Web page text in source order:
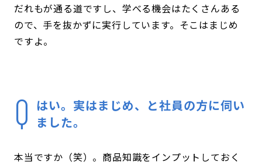
だれもが通る道ですし、学べる機会はたくさんある
ので、手を抜かずに実行しています。そこはまじめ
ですよ。
はい。実はまじめ、と社員の方に伺い
ました。
本当ですか（笑）。商品知識をインプットしておく